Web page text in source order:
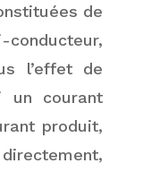
de
l’effet de
un courant
produit,